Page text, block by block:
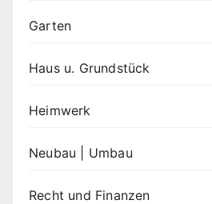
Garten
Haus u. Grundstück
Heimwerk
Neubau | Umbau
Recht und Finanzen